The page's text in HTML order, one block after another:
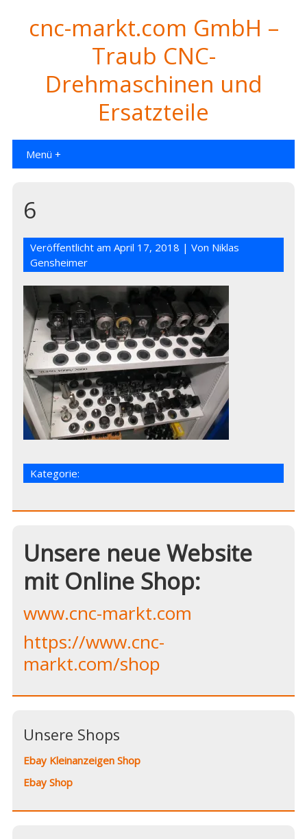
cnc-markt.com GmbH –
Traub CNC-
Drehmaschinen und
Ersatzteile
Menü +
6
Veröffentlicht amApril 17, 2018 | Von Niklas
Gensheimer
Kategorie:
Unsere neue Website
mit Online Shop:
www.cnc-markt.com
https://www.cnc-
markt.com/shop
Unsere Shops
Ebay Kleinanzeigen Shop
Ebay Shop